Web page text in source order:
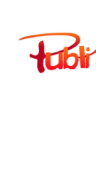
contenu
Publimath